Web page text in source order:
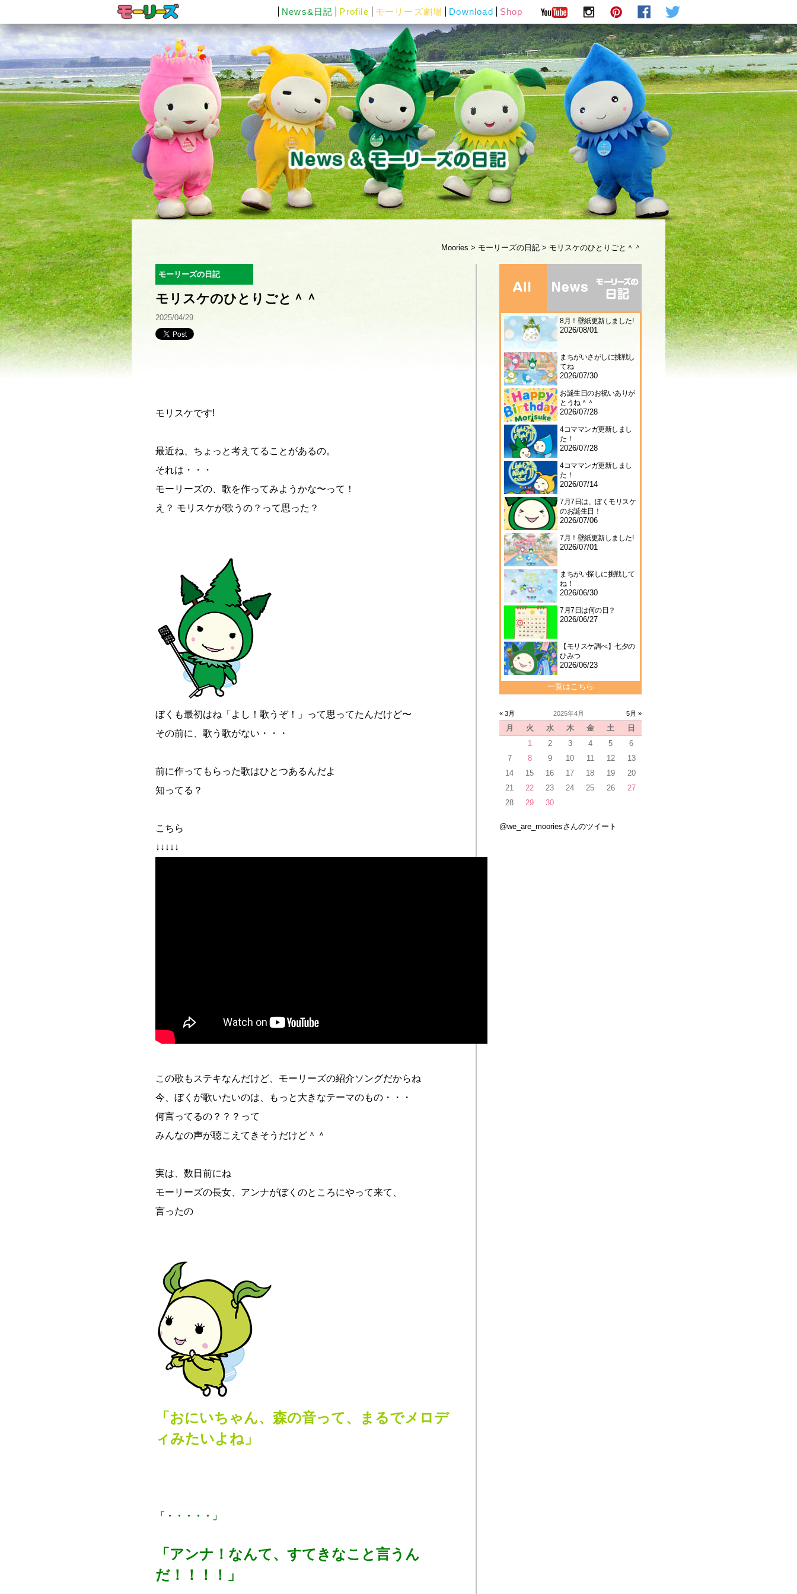
News&日記 Profile モーリーズ劇場 Download Shop
Moories > モーリーズの日記 > モリスケのひとりごと＾＾
モーリーズの日記
モリスケのひとりごと＾＾
2025/04/29
モリスケです!
最近ね、ちょっと考えてることがあるの。
それは・・・
モーリーズの、歌を作ってみようかな〜って！
え？ モリスケが歌うの？って思った？
ぼくも最初はね「よし！歌うぞ！」って思ってたんだけど〜
その前に、歌う歌がない・・・
前に作ってもらった歌はひとつあるんだよ
知ってる？
こちら
↓↓↓↓↓
この歌もステキなんだけど、モーリーズの紹介ソングだからね
今、ぼくが歌いたいのは、もっと大きなテーマのもの・・・
何言ってるの？？？って
みんなの声が聴こえてきそうだけど＾＾
実は、数日前にね
モーリーズの長女、アンナがぼくのところにやって来て、
言ったの
「おにいちゃん、森の音って、まるでメロデ
ィみたいよね」
「・・・・・」
「アンナ！なんて、すてきなこと言うん
だ！！！！」
8月！壁紙更新しました!
2026/08/01
まちがいさがしに挑戦し
てね
2026/07/30
お誕生日のお祝いありが
とうね＾＾
2026/07/28
4コママンガ更新しまし
た！
2026/07/28
4コママンガ更新しまし
た！
2026/07/14
7月7日は、ぼくモリスケ
のお誕生日！
2026/07/06
7月！壁紙更新しました!
2026/07/01
まちがい探しに挑戦して
ね！
2026/06/30
7月7日は何の日？
2026/06/27
【モリスケ調べ】七夕の
ひみつ
2026/06/23
一覧はこちら
« 3月 2025年4月 5月 »
月 火 水 木 金 土
日
1
2 3 4 5
6
7
8 9 10 11 12
13
14
15 16 17 18 19
20
21
22 23 24 25 26
27
28
29 30
@we_are_mooriesさんのツイート